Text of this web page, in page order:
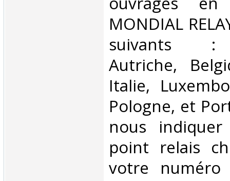
MONDIAL
suivants :
Autriche,
Italie,
Pologne, et
nous
point relais
votre numéro